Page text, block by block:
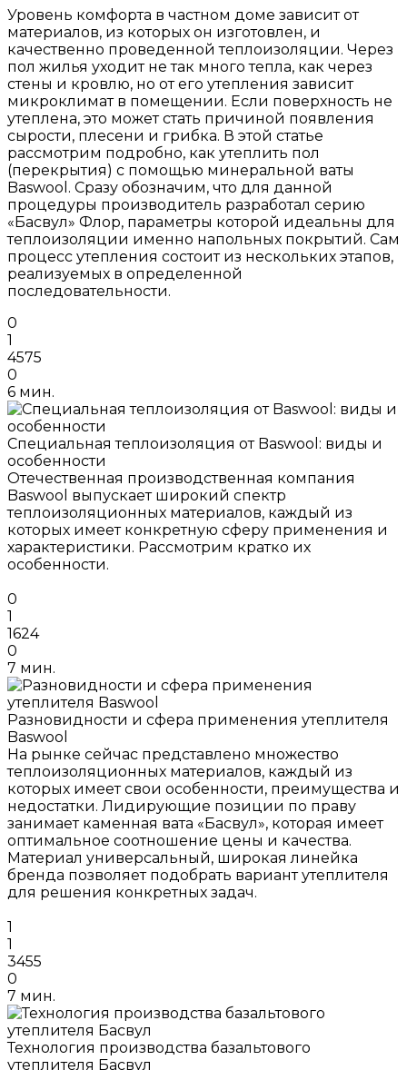
Уровень комфорта в частном доме зависит от
материалов, из которых он изготовлен, и
качественно проведенной теплоизоляции. Через
пол жилья уходит не так много тепла, как через
стены и кровлю, но от его утепления зависит
микроклимат в помещении. Если поверхность не
утеплена, это может стать причиной появления
сырости, плесени и грибка. В этой статье
рассмотрим подробно, как утеплить пол
(перекрытия) с помощью минеральной ваты
Baswool. Сразу обозначим, что для данной
процедуры производитель разработал серию
«Басвул» Флор, параметры которой идеальны для
теплоизоляции именно напольных покрытий. Сам
процесс утепления состоит из нескольких этапов,
реализуемых в определенной
последовательности.
0
1
4575
0
6 мин.
Специальная теплоизоляция от Baswool: виды и
особенности
Отечественная производственная компания
Baswool выпускает широкий спектр
теплоизоляционных материалов, каждый из
которых имеет конкретную сферу применения и
характеристики. Рассмотрим кратко их
особенности.
0
1
1624
0
7 мин.
Разновидности и сфера применения утеплителя
Baswool
На рынке сейчас представлено множество
теплоизоляционных материалов, каждый из
которых имеет свои особенности, преимущества и
недостатки. Лидирующие позиции по праву
занимает каменная вата «Басвул», которая имеет
оптимальное соотношение цены и качества.
Материал универсальный, широкая линейка
бренда позволяет подобрать вариант утеплителя
для решения конкретных задач.
1
1
3455
0
7 мин.
Технология производства базальтового
утеплителя Басвул